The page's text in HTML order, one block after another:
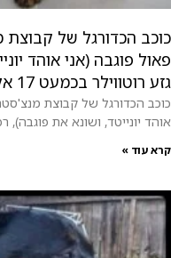
כוכב הכדורגל של קבוצת
פאול פוגבה (אני אוהד
גזע רוטווילר בכמעט 17 אלף יורו (תפרו אותו במחיר ‍♂️).
כוכב הכדורגל של קבוצת
אוהד יונייטד, ושונא את פוגבה),
קרא עוד »